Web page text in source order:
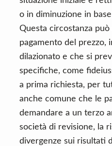
o in diminuzione in
Questa circostanza
pagamento del prezzo,
dilazionato e che si
specifiche, come
a prima richiesta, per
anche comune che le
demandare a un terzo
società di revisione, la
divergenze sui risultati